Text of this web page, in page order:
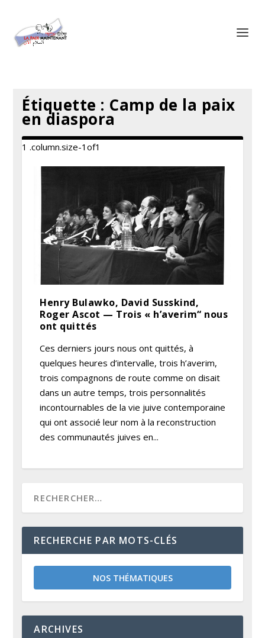
Étiquette : Camp de la paix
en diaspora
Henry Bulawko, David Susskind,
Roger Ascot — Trois « h’averim“ nous
ont quittés
Ces derniers jours nous ont quittés, à
quelques heures d’intervalle, trois h’averim,
trois compagnons de route comme on disait
dans un autre temps, trois personnalités
incontournables de la vie juive contemporaine
qui ont associé leur nom à la reconstruction
des communautés juives en...
RECHERCHE PAR MOTS-CLÉS
NOS THÉMATIQUES
ARCHIVES